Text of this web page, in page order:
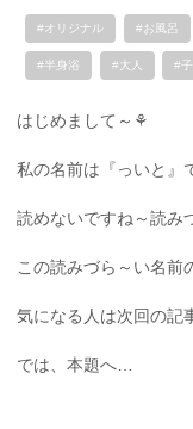
#オリジナル #お風呂
#半身浴 #大人 #
はじめまして～⚘
私の名前は『っいと
読めないですね～読み
この読みづら～い名前
気になる人は次回の記
では、本題へ…